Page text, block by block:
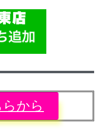
から